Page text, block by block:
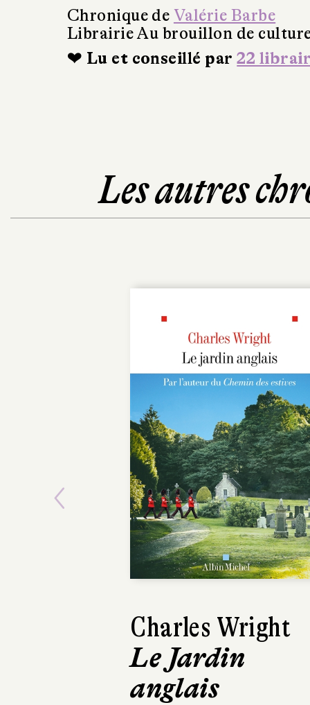
Chronique de Valérie Barbe
Librairie Au brouillon de
❤ Lu et conseillé par22
Les autres
Charles Wright
Le Jardin
anglais
Bertrand
L'Élégance
animale
Previous